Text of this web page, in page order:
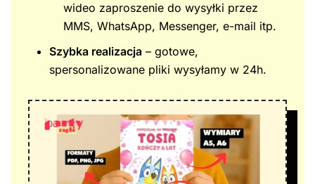
wideo zaproszenie do wysyłki przez
MMS, WhatsApp, Messenger, e-mail itp.
Szybka realizacja – gotowe,
spersonalizowane pliki wysyłamy w 24h.